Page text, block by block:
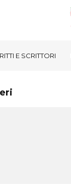
E SCRITTORI